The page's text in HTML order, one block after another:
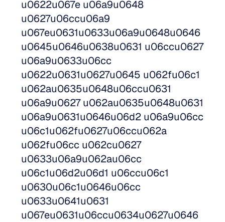
u0622u067e u06a9u0648
u0627u06ccu06a9
u067eu0631u0633u06a9u0648u0646
u0645u0646u0638u0631 u06ccu0627
u06a9u0633u06cc
u0622u0631u0627u0645 u062fu06c1
u062au0635u0648u06ccu0631
u06a9u0627 u062au0635u0648u0631
u06a9u0631u0646u06d2 u06a9u06cc
u06c1u062fu0627u06ccu062a
u062fu06cc u062cu0627
u0633u06a9u062au06cc
u06c1u06d2u06d1 u06ccu06c1
u0630u06c1u0646u06cc
u0633u0641u0631
u067eu0631u06ccu0634u0627u0646